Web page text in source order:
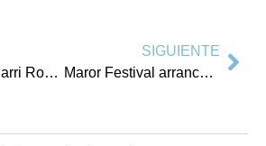
La Síndic de Barri Rosa Llorca se reúne con los vecinos del casco histórico
SIGUIENTE
Maror Festival arranca con éxito su tercera edición y se prepara para vivir este sábado la despedida de La Fúmiga y el aniversario de El Diluvi